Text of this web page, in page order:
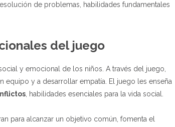
de problemas, habilidades fundamentales
s del juego
y emocional de los niños. A través del juego,
equipo y a desarrollar empatía. El juego les enseña
, habilidades esenciales para la vida social.
para alcanzar un objetivo común, fomenta el